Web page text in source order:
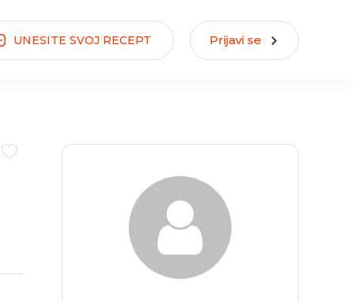
UNESITE SVOJ RECEPT Prijavi se